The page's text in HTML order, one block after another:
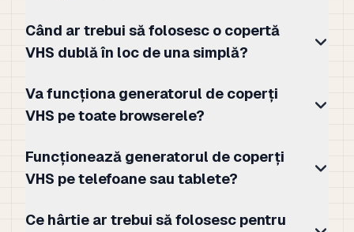
Când ar trebui să folosesc o copertă
VHS dublă în loc de una simplă?
Va funcționa generatorul de coperți
VHS pe toate browserele?
Funcționează generatorul de coperți
VHS pe telefoane sau tablete?
Ce hârtie ar trebui să folosesc pentru